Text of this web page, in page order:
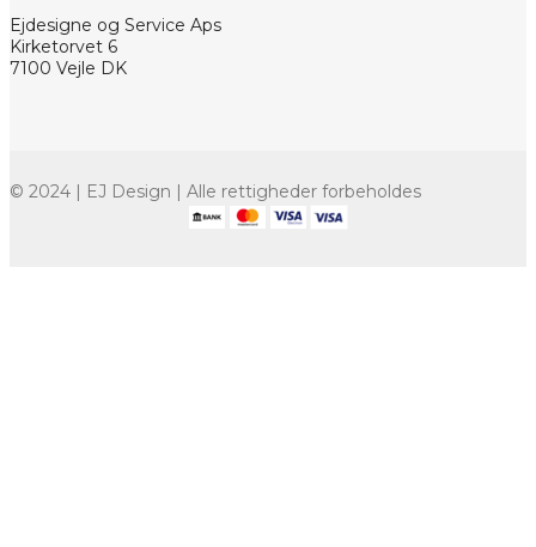
Ejdesigne og Service Aps
Kirketorvet 6
7100 Vejle DK
© 2024 | EJ Design | Alle rettigheder forbeholdes